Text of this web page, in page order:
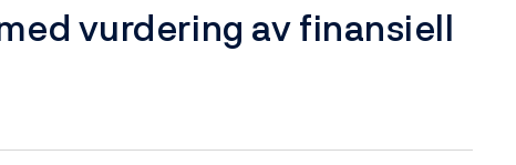
vurdering av finansiell